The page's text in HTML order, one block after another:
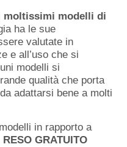
moltissimi modelli di
ha le sue
valutate in
e all’uso che si
modelli si
qualità che porta
adattarsi bene a molti
in rapporto a
RESO GRATUITO